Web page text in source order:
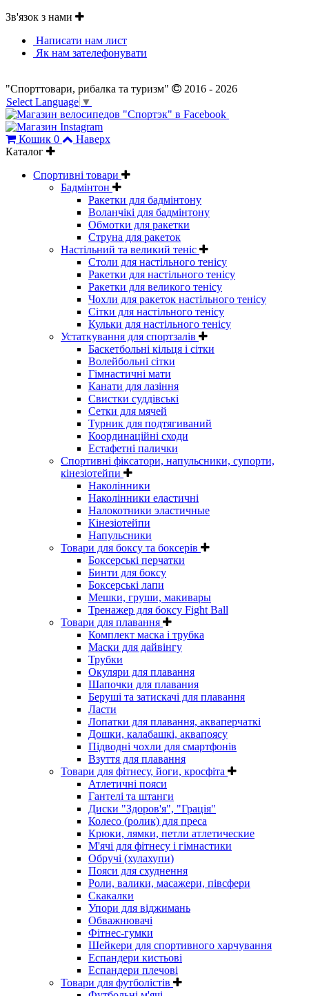
Зв'язок з нами
Написати нам лист
Як нам зателефонувати
"Спорттовари, рибалка та туризм"
2016 - 2026
Select Language ▼
Кошик 0
Наверх
Каталог
Спортивні товари
Бадмінтон
Ракетки для бадмінтону
Воланчікі для бадмінтону
Обмотки для ракетки
Струна для ракеток
Настільний та великий теніс
Столи для настільного тенісу
Ракетки для настільного тенісу
Ракетки для великого тенісу
Чохли для ракеток настільного тенісу
Сітки для настільного тенісу
Кульки для настільного тенісу
Устаткування для спортзалів
Баскетбольні кільця і сітки
Волейбольні сітки
Гімнастичні мати
Канати для лазіння
Свистки суддівські
Сетки для мячей
Турник для подтягиваний
Координаційні сходи
Естафетні палички
Спортивні фіксатори, напульсники, супорти,
кінезіотейпи
Наколінники
Наколінники еластичні
Налокотники эластичные
Кінезіотейпи
Напульсники
Товари для боксу та боксерів
Боксерські перчатки
Бинти для боксу
Боксерські лапи
Мешки, груши, макивары
Тренажер для боксу Fight Ball
Товари для плавання
Комплект маска і трубка
Маски для дайвінгу
Трубки
Окуляри для плавання
Шапочки для плавания
Беруші та затискачі для плавання
Ласти
Лопатки для плавання, акваперчаткі
Дошки, калабашкі, аквапоясу
Підводні чохли для смартфонів
Взуття для плавання
Товари для фітнесу, йоги, кросфіта
Атлетичні пояси
Гантелі та штанги
Диски "Здоров'я", "Грація"
Колесо (ролик) для преса
Крюки, лямки, петли атлетические
М'ячі для фітнесу і гімнастики
Обручі (хулахупи)
Пояси для схуднення
Роли, валики, масажери, півсфери
Скакалки
Упори для віджимань
Обважнювачі
Фітнес-гумки
Шейкери для спортивного харчування
Еспандери кистьові
Еспандери плечові
Товари для футболістів